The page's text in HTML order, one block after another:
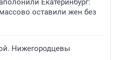
Екатеринбург:
оставили жен без
Нижегородцевы